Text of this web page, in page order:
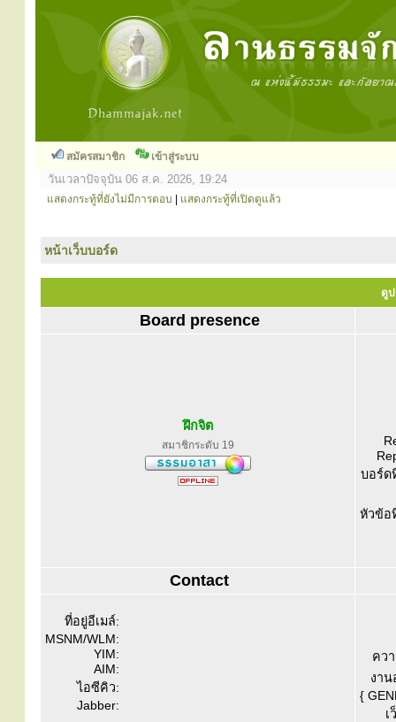
สมัครสมาชิก เข้าสู่ระบบ
วันเวลาปัจจุบัน 06 ส.ค. 2026, 19:24
แสดงกระทู้ที่ยังไม่มีการตอบ แสดงกระทู้ที่เปิดดูแล้ว
หน้าเว็บบอร์ด
ดูป
Board presence
ฝึกจิต
สมาชิกระดับ 19
บอร์ด
หัวข้อ
Contact
ที่อยู่อีเมล์:
MSNM/WLM:
YIM:
AIM:
ไอซีคิว:
Jabber:
คว
งาน
{
เ